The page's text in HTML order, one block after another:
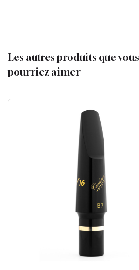
Les autres produits que vous
pourriez aimer